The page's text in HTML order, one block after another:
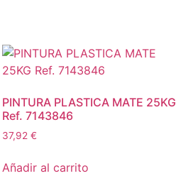
PINTURA PLASTICA MATE 25KG
Ref. 7143846
37,92€
Añadir al carrito